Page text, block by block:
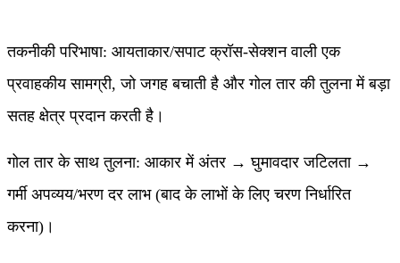
तकनीकी परिभाषा: आयताकार/सपाट क्रॉस-सेक्शन वाली एक
प्रवाहकीय सामग्री, जो जगह बचाती है और गोल तार की तुलना में बड़ा
सतह क्षेत्र प्रदान करती है।
गोल तार के साथ तुलना: आकार में अंतर → घुमावदार जटिलता →
गर्मी अपव्यय/भरण दर लाभ (बाद के लाभों के लिए चरण निर्धारित
करना)।